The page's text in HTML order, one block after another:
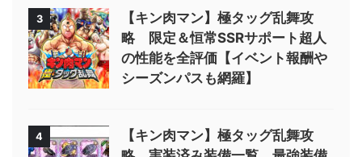
3
【キン肉マン】極タッグ乱舞攻
略 限定＆恒常SSRサポート超人
の性能を全評価【イベント報酬や
シーズンパスも網羅】
4
【キン肉マン】極タッグ乱舞攻